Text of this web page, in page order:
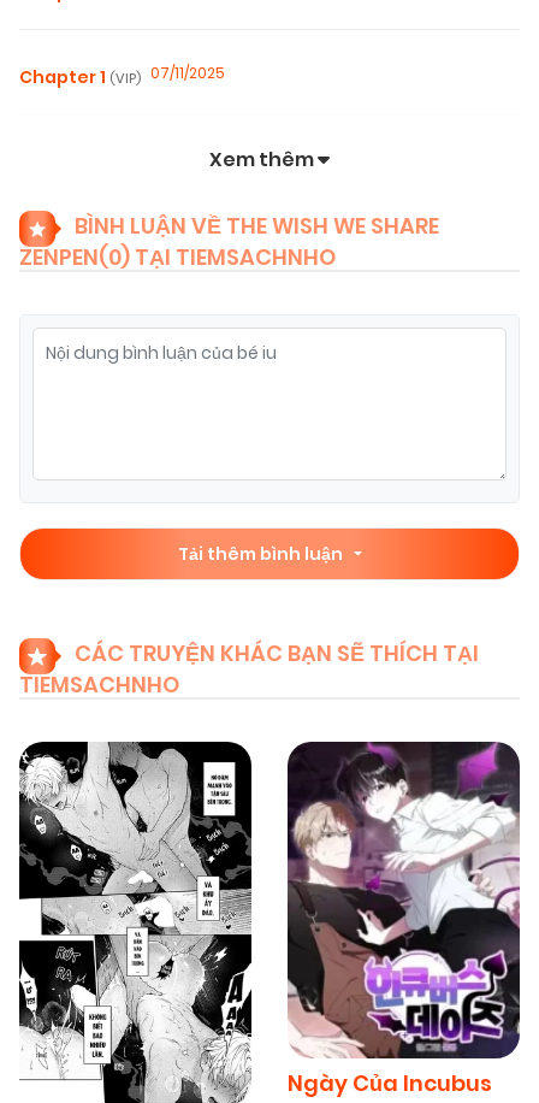
Chapter 1 (VIP) 07/11/2025
Xem thêm
BÌNH LUẬN VỀ THE WISH WE SHARE
ZENPEN(0) TẠI TIEMSACHNHO
Tải thêm bình luận
CÁC TRUYỆN KHÁC BẠN SẼ THÍCH TẠI
TIEMSACHNHO
Ngày Của Incubus